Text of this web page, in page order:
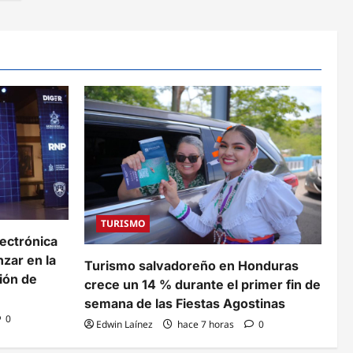
en la
de
0
TURISMO
Turismo salvadoreño en Honduras
crece un 14 % durante el primer fin de
semana de las Fiestas Agostinas
Edwin Laínez hace 7 horas 0